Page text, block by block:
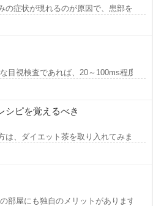
の症状が現れるのが原因で、患部を噛ん
目視検査であれば、20～100ms程度で
シピを覚えるべき
は、ダイエット茶を取り入れてみましょ
部屋にも独自のメリットがあります。